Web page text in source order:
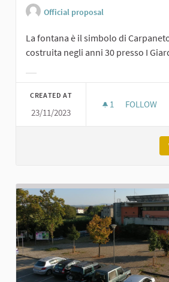
Official proposal
La fontana è il simbolo di
costruita negli anni 30 presso I
CREATED AT
23/11/2023
1 1 FOLLOWER
FOLLOW